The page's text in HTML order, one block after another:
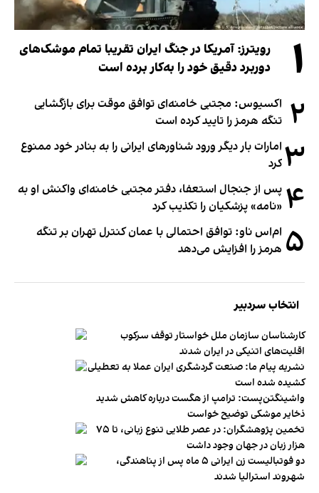
۱
رویترز: آمریکا در جنگ ایران تقریبا تمام موشک‌های
دوربرد دقیق خود را به‌کار برده است
۲ اکسیوس: مجتبی خامنه‌ای توافق موقت برای بازگشایی
تنگه هرمز را تایید کرده است
۳ امارات بار دیگر ورود شناورهای ایرانی را به بنادر خود ممنوع
کرد
۴ پس از جنجال استعفا، دفتر مجتبی خامنه‌ای واکنش او به
«نامه» پزشکیان را تکذیب کرد
۵ ام‌اس ناو: توافق احتمالی با عمان کنترل تهران بر تنگه
هرمز را افزایش می‌دهد
انتخاب سردبیر
کارشناسان سازمان ملل خواستار توقف سرکوب
اقلیت‌های اتنیکی در ایران شدند
نشریه پیام ما: صنعت گردشگری ایران عملا به تعطیلی
کشیده شده است
واشینگتن‌پست: ترامپ از هگست درباره کاهش شدید
ذخایر موشکی توضیح خواست
تخمین پژوهشگران: در عصر طلایی تنوع زبانی، تا ۷۵
هزار زبان در جهان وجود داشت
دو فوتبالیست زن ایرانی ۵ ماه پس از پناهندگی،
شهروند استرالیا شدند